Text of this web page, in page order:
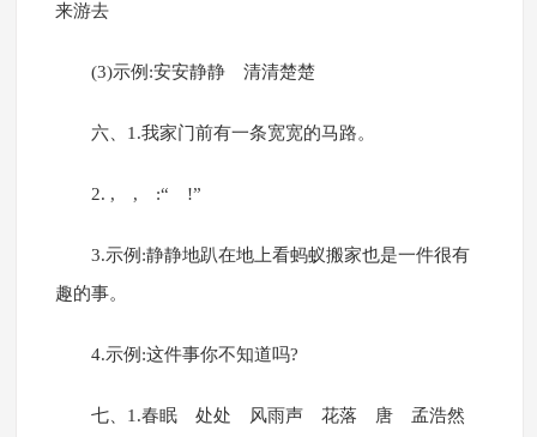
来游去
(3)示例:安安静静 清清楚楚
六、1.我家门前有一条宽宽的马路。
2. , , :“ !”
3.示例:静静地趴在地上看蚂蚁搬家也是一件很有
趣的事。
4.示例:这件事你不知道吗?
七、1.春眠 处处 风雨声 花落 唐 孟浩然